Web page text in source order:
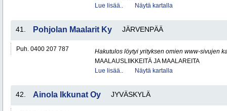
Lue lisää..
Näytä kartalla
41. Pohjolan Maalarit Ky JÄRVENPÄÄ
Puh. 0400 207 787
Hakutulos löytyi yrityksen omien www-sivujen
MAALAUSLIIKKEITÄ JA MAALAREITA
Lue lisää..
Näytä kartalla
42. Ainola Ikkunat Oy JYVÄSKYLÄ